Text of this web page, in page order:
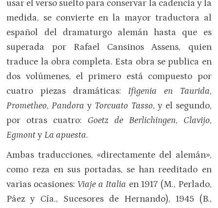
usar el verso suelto para conservar la cadencia y la
medida, se convierte en la mayor traductora al
español del dramaturgo alemán hasta que es
superada por Rafael Cansinos Assens, quien
traduce la obra completa. Esta obra se publica en
dos volúmenes, el primero está compuesto por
cuatro piezas dramáticas:Ifigenia en Taurida,
Prometheo,Pandora y Torcuato Tasso, y el segundo,
por otras cuatro: Goetz de Berlichingen, Clavijo,
EgmontyLa apuesta.
Ambas traducciones, «directamente del alemán»,
como reza en sus portadas, se han reeditado en
varias ocasiones: Viaje a Italia en 1917 (M., Perlado,
Páez y Cía., Sucesores de Hernando), 1945 (B.,